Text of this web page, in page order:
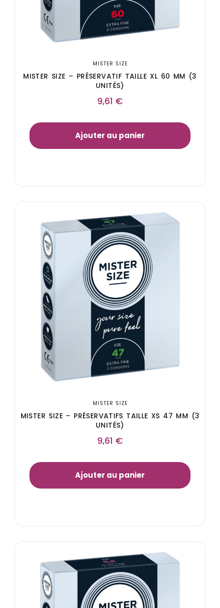
MISTER SIZE
MISTER SIZE – PRÉSERVATIF TAILLE XL 60 MM (3
UNITÉS)
9,61 €
Ajouter au panier
MISTER SIZE
MISTER SIZE – PRÉSERVATIFS TAILLE XS 47 MM (3
UNITÉS)
9,61 €
Ajouter au panier